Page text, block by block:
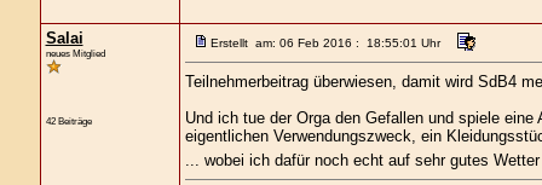
Salai
neues Mitglied
42 Beiträge
Erstellt am: 06 Feb 2016 : 18:55:01 Uhr
Teilnehmerbeitrag überwiesen, damit wird SdB4
Und ich tue der Orga den Gefallen und spiele
eigentlichen Verwendungszweck, ein
... wobei ich dafür noch echt auf sehr gutes